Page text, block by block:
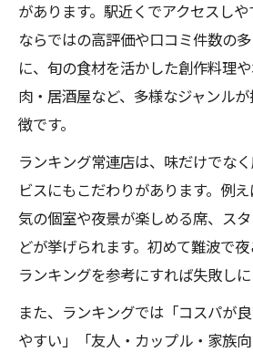
があります。駅近くでアクセスし
ならではの高評価や口コミ件数の
に、旬の食材を活かした創作料理
肉・居酒屋など、多様なジャンル
徴です。
ランキング常連店は、味だけでな
ビスにもこだわりがあります。例
気の個室や夜景が楽しめる席、ス
どが挙げられます。初めて難波で夜
ランキングを参考にすれば失敗しに
また、ランキングでは「コスパが
やすい」「友人・カップル・家族